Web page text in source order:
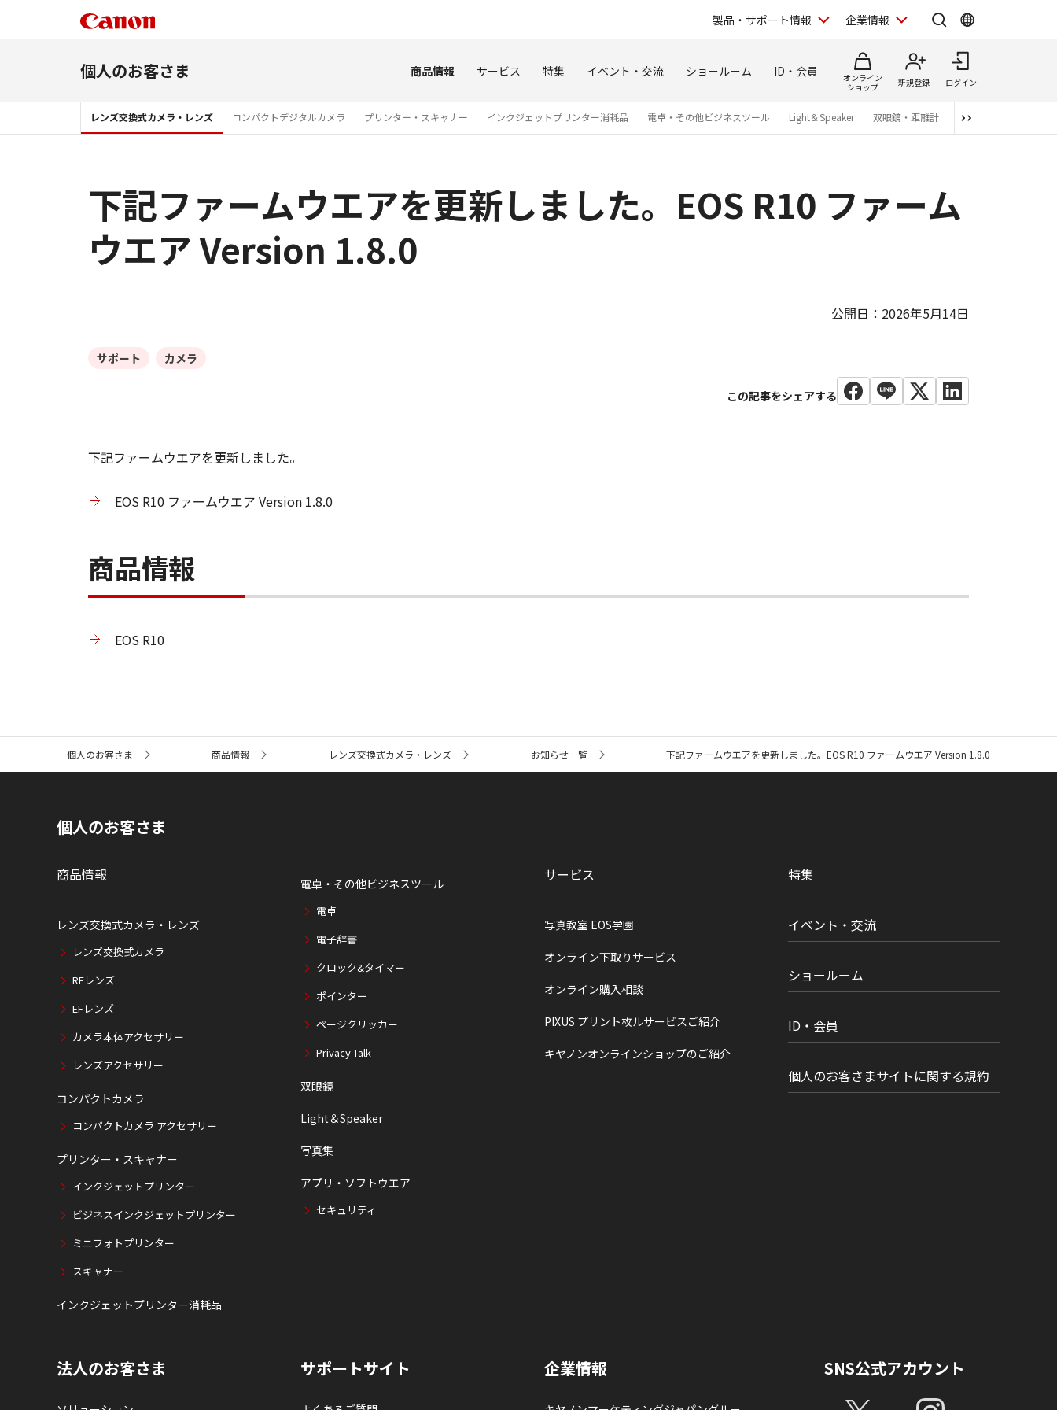
製品・サポート情報 企業情報
個人のお客さま 商品情報 サービス 特集 イベント・交流 ショールーム ID・会員
オンライン
ショップ
新規登録 ログイン
レンズ交換式カメラ・レンズ コンパクトデジタルカメラ プリンター・スキャナー インクジェットプリンター消耗品 電卓・その他ビジネスツール Light＆Speaker 双眼鏡・距離計 写真集
下記ファームウエアを更新しました。EOS R10 ファーム
ウエア Version 1.8.0
公開日：2026年5月14日
サポート カメラ
下記ファームウエアを更新しました。
EOS R10 ファームウエア Version 1.8.0
商品情報
EOS R10
ト
個人のお客さま 商品情報 レンズ交換式カメラ・レンズ お知らせ一覧 下記ファームウエアを更新しました。EOS R10 ファームウエア Version 1.8.0
個人のお客さま
商品情報
レンズ交換式カメラ・レンズ
レンズ交換式カメラ
RFレンズ
EFレンズ
カメラ本体アクセサリー
レンズアクセサリー
コンパクトカメラ
コンパクトカメラ アクセサリー
プリンター・スキャナー
インクジェットプリンター
ビジネスインクジェットプリンター
ミニフォトプリンター
スキャナー
インクジェットプリンター消耗品
電卓・その他ビジネスツール
電卓
電子辞書
クロック&タイマー
ポインター
ページクリッカー
Privacy Talk
双眼鏡
Light＆Speaker
写真集
アプリ・ソフトウエア
セキュリティ
サービス
写真教室 EOS学園
オンライン下取りサービス
オンライン購入相談
PIXUS プリント枚ルサービスご紹介
キヤノンオンラインショップのご紹介
特集
イベント・交流
ショールーム
ID・会員
個人のお客さまサイトに関する規約
法人のお客さま サポートサイト 企業情報 SNS公式アカウント